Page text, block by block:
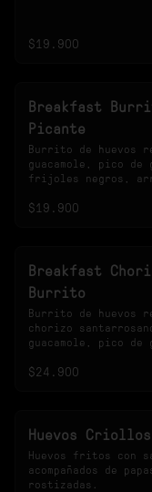
$19.900
Breakfast
Picante
Burrito de huevos
guacamole, pico de
frijoles negros,
habanero.
$19.900
Breakfast
Burrito
Burrito de huevos
chorizo
guacamole, pico de
achiotado, lechuga,
$24.900
Huevos Criollos
Huevos fritos con
acompañados de
rostizadas.